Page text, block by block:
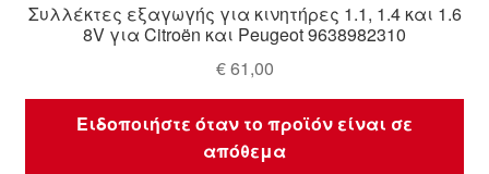
Συλλέκτες εξαγωγής για κινητήρες 1.1, 1.4 και 1.6
8V για Citroën και Peugeot 9638982310
€61,00
Ειδοποιήστε όταν το προϊόν είναι σε
απόθεμα